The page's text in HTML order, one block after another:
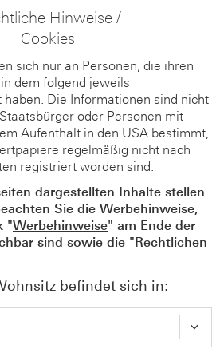
Hinweise /
Cookies
sich nur an Personen, die ihren
dem folgend jeweils
Die Informationen sind nicht
oder Personen mit
Aufenthalt in den USA bestimmt,
regelmäßig nicht nach
registriert worden sind.
dargestellten Inhalte stellen
Sie die Werbehinweise,
"Werbehinweise" am Ende der
sind sowie die "Rechtlichen
befindet sich in: